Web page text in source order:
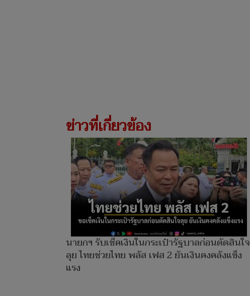
ข่าวที่เกี่ยวข้อง
นายกฯ รับเช็คเงินในกระเป๋ารัฐบาลก่อนตัดสินใจ
ลุย ไทยช่วยไทย พลัส เฟส 2 ยันเงินคงคลังแข็ง
แรง